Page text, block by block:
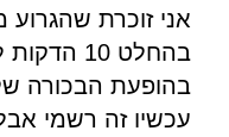
אני זוכרת
בהחלט
בהופעת הבכורה